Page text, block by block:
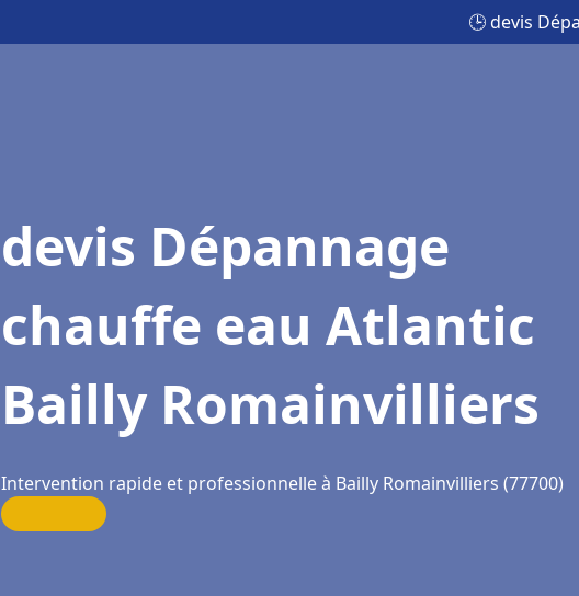
🕒 devis
devis Dépannage
chauffe eau Atlantic
Bailly Romainvilliers
Intervention rapide et professionnelle à Bailly Romainvilliers (77700)